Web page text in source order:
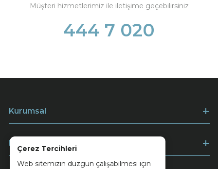
Çerez Tercihleri
Web sitemizin düzgün çalışabilmesi için
Müşteri hizmetlerimiz ile iletişime geçebilirsiniz
444 7 020
Kurumsal
Müşteri Hizmetleri